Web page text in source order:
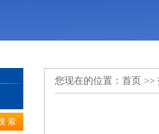
您现在的位置： 首页 >>